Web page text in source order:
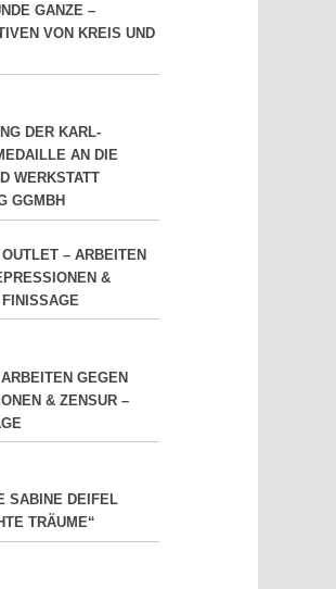
GANZE –
VON KREIS UND
DER KARL-
AN DIE
WERKSTATT
GGMBH
– ARBEITEN
&
GEGEN
& ZENSUR –
SABINE DEIFEL
TRÄUME“